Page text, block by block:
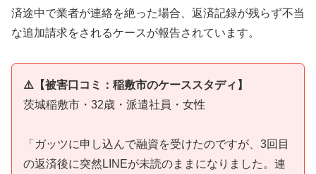
済途中で業者が連絡を絶った場合、返済記録が残らず不当
な追加請求をされるケースが報告されています。
⚠️【被害口コミ：稲敷市のケーススタディ】
茨城稲敷市・32歳・派遣社員・女性
「ガッツに申し込んで融資を受けたのですが、3回目
の返済後に突然LINEが未読のままになりました。連